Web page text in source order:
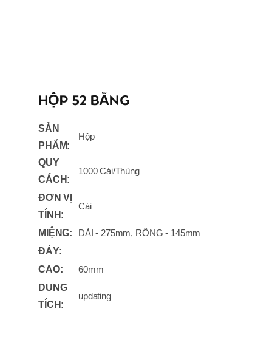
HỘP 52 BẰNG
SẢN
PHẨM:
QUY
CÁCH:
Hộp
1000 Cái/Thùng
ĐƠN VỊ
TÍNH:
Cái
MIỆNG:
DÀI - 275mm, RỘNG - 145mm
ĐÁY:
CAO:
60mm
DUNG
TÍCH:
updating